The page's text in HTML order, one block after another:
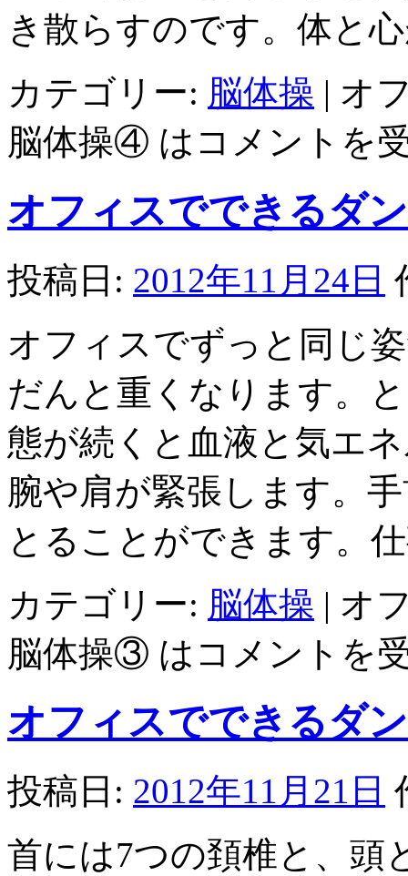
き散らすのです。体と
カテゴリー: 脳体操 | オ
脳体操④ は コメントを
オフィスでできるダ
投稿日: 2012年11月24日
オフィスでずっと同じ
だんと重くなります。
態が続くと血液と気エ
腕や肩が緊張します。
とることができます。
カテゴリー: 脳体操 | オ
脳体操③ は コメントを
オフィスでできるダ
投稿日: 2012年11月21日
首には7つの頚椎と、頭